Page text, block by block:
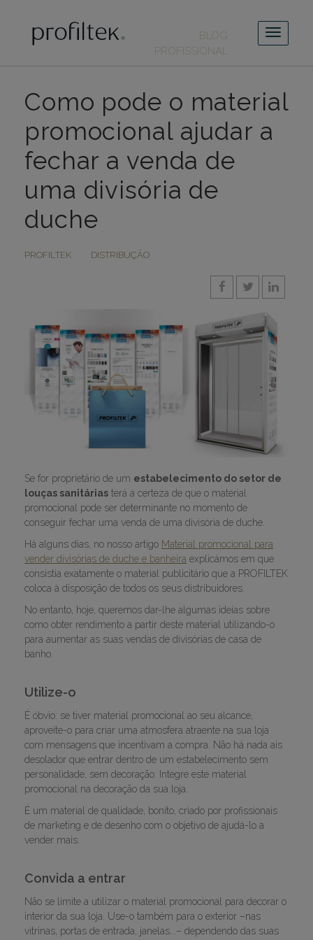
BLOG
PROFISSIONAL
Como pode o material
promocional ajudar a
fechar a venda de
uma divisória de
duche
PROFILTEK DISTRIBUÇÃO
Se for proprietário de um estabelecimento do setor de
louças sanitárias terá a certeza de que o material
promocional pode ser determinante no momento de
conseguir fechar uma venda de uma divisória de duche.
Há alguns dias, no nosso artigo Material promocional para
vender divisórias de duche e banheira explicámos em que
consistia exatamente o material publicitário que a PROFILTEK
coloca à disposição de todos os seus distribuidores.
No entanto, hoje, queremos dar-lhe algumas ideias sobre
como obter rendimento a partir deste material utilizando-o
para aumentar as suas vendas de divisórias de casa de
banho.
Utilize-o
É óbvio: se tiver material promocional ao seu alcance,
aproveite-o para criar uma atmosfera atraente na sua loja
com mensagens que incentivam a compra. Não há nada ais
desolador que entrar dentro de um estabelecimento sem
personalidade, sem decoração. Integre este material
promocional na decoração da sua loja.
É um material de qualidade, bonito, criado por profissionais
de marketing e de desenho com o objetivo de ajudá-lo a
vender mais.
Convida a entrar
Não se limite a utilizar o material promocional para decorar o
interior da sua loja. Use-o também para o exterior –nas
vitrinas, portas de entrada, janelas...– dependendo das suas